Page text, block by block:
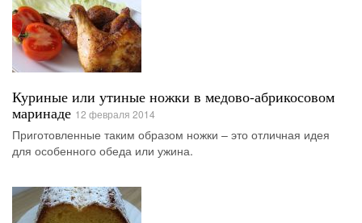
Куриные или утиные ножки в медово-абрикосовом
маринаде 12 февраля 2014
Приготовленные таким образом ножки – это отличная идея
для особенного обеда или ужина.